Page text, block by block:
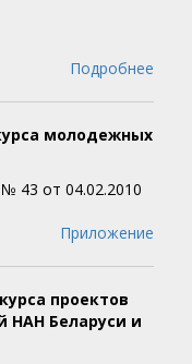
Подробнее
молодежных
43 от 04.02.2010
Приложение
проектов
НАН Беларуси и